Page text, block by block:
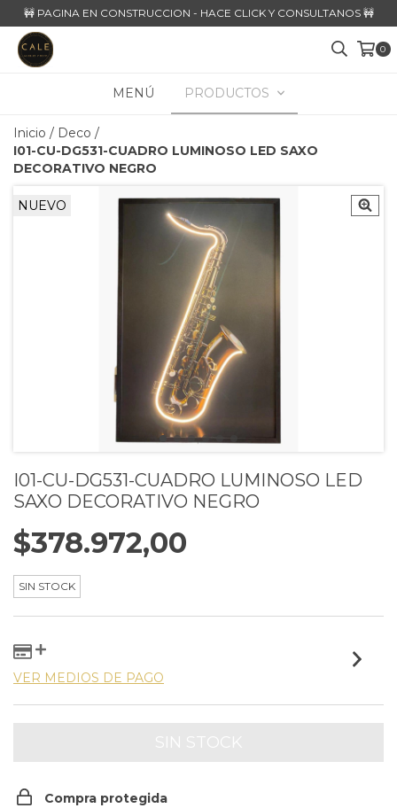
🚧 PAGINA EN CONSTRUCCION - HACE CLICK Y CONSULTANOS 🚧
0
MENÚ PRODUCTOS
Inicio / Deco /
I01-CU-DG531-CUADRO LUMINOSO LED SAXO
DECORATIVO NEGRO
NUEVO
I01-CU-DG531-CUADRO LUMINOSO LED
SAXO DECORATIVO NEGRO
$378.972,00
SIN STOCK
VER MEDIOS DE PAGO
Compra protegida